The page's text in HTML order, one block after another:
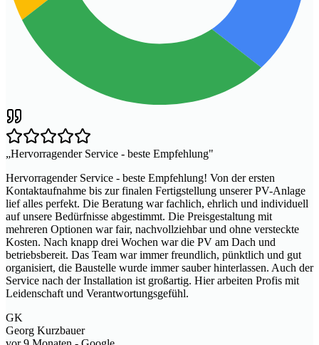
„Hervorragender Service - beste Empfehlung"
Hervorragender Service - beste Empfehlung! Von der ersten
Kontaktaufnahme bis zur finalen Fertigstellung unserer PV-Anlage
lief alles perfekt. Die Beratung war fachlich, ehrlich und individuell
auf unsere Bedürfnisse abgestimmt. Die Preisgestaltung mit
mehreren Optionen war fair, nachvollziehbar und ohne versteckte
Kosten. Nach knapp drei Wochen war die PV am Dach und
betriebsbereit. Das Team war immer freundlich, pünktlich und gut
organisiert, die Baustelle wurde immer sauber hinterlassen. Auch der
Service nach der Installation ist großartig. Hier arbeiten Profis mit
Leidenschaft und Verantwortungsgefühl.
GK
Georg Kurzbauer